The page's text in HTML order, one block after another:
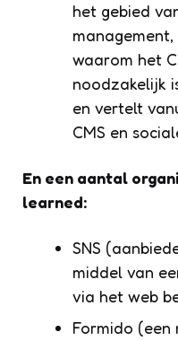
het gebied
waarom het
noodzakelijk
en vertelt
CMS en
En een aantal
learned:
SNS
middel van
via het web
Formido (een